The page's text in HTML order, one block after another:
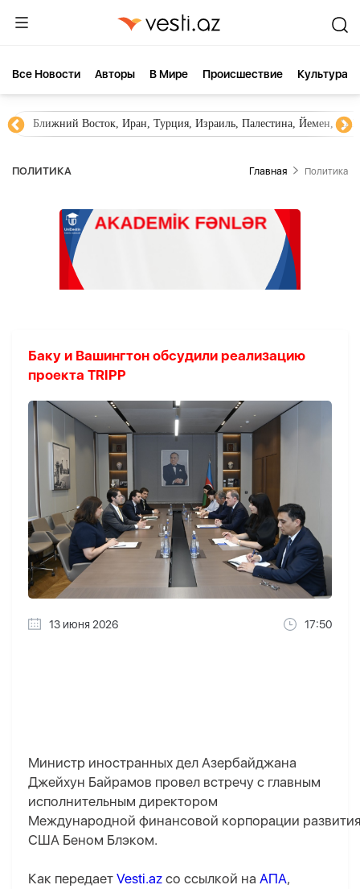
Все Новости Aвторы В Мире Происшествие Культура
Ближний Восток, Иран, Турция, Израиль, Палестина, Йемен,
ПОЛИТИКА Главная Политика
Баку и Вашингтон обсудили реализацию
проекта TRIPP
13 июня 2026 17:50
Министр иностранных дел Азербайджана
Джейхун Байрамов провел встречу с главным
исполнительным директором
Международной финансовой корпорации развития
США Беном Блэком.
Как передает Vesti.az со ссылкой на АПА,